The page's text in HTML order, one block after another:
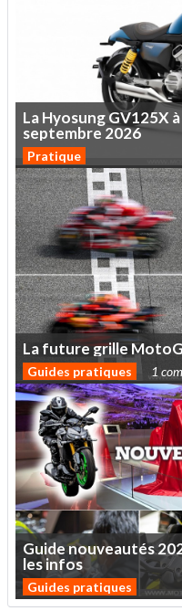
LaHyosungGV125X à
septembre 2026
Pratique
Lafuturegrille
Guides pratiques 1
Guidenouveautés
lesinfos
Guides pratiques